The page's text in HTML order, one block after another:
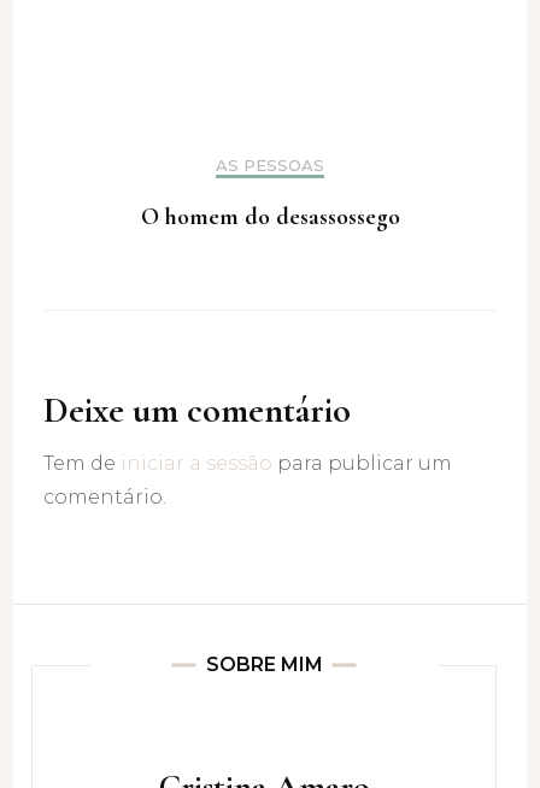
AS PESSOAS
O homem do desassossego
Deixe um comentário
Tem de iniciar a sessão para publicar um
comentário.
SOBRE MIM